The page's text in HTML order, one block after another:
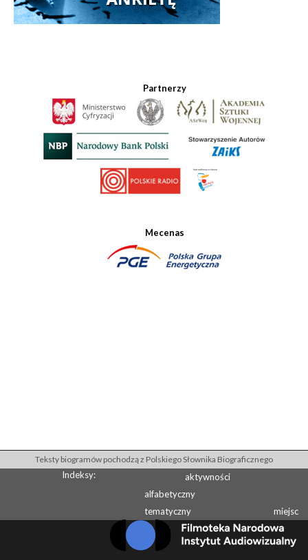
Partnerzy
Mecenas
Teksty biogramów pochodzą z Polskiego Słownika Biograficznego
Indeksy:
aktywności
alfabetyczny
tematyczny
miejsc